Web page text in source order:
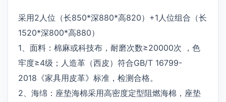
采用2人位（长850*深880*高820）+1人位组合（长
1520*深800*高880）
1、面料：棉麻或科技布，耐磨次数≥20000次 ，色
牢度≥4级；人造革（西皮）符合GB/T 16799-
2018《家具用皮革》标准，检测合格。
2、海绵：座垫海棉采用高密度定型阻燃海棉，座垫